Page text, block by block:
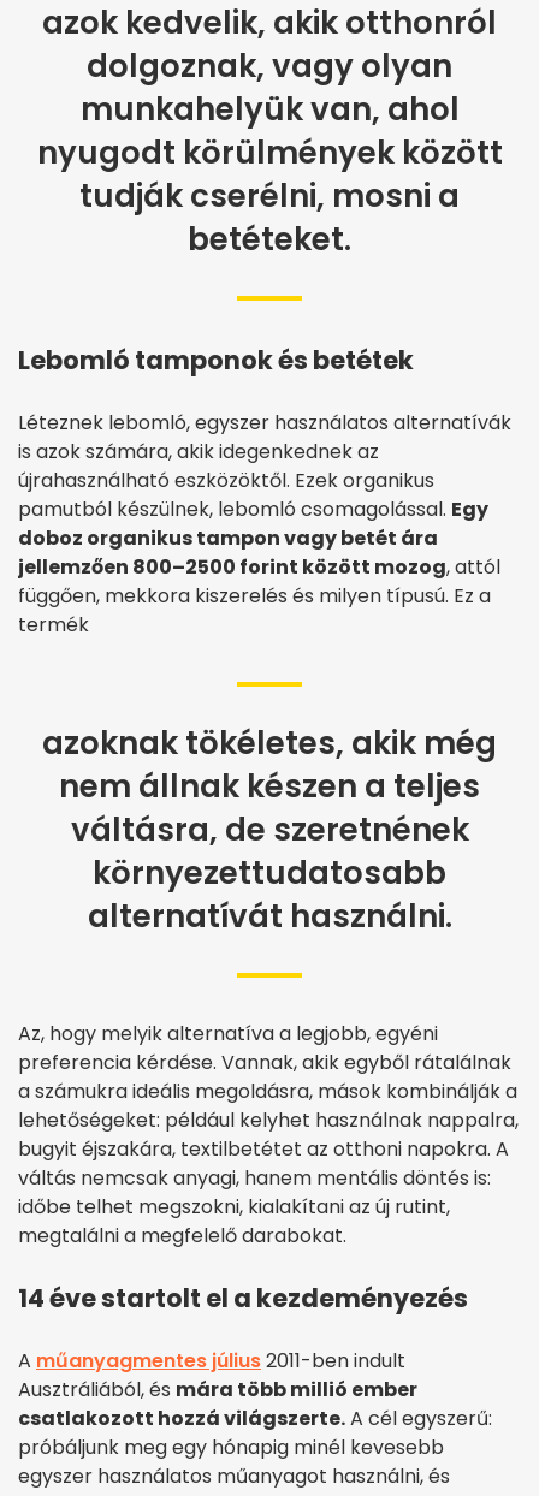
azok kedvelik, akik otthonról
dolgoznak, vagy olyan
munkahelyük van, ahol
nyugodt körülmények között
tudják cserélni, mosni a
betéteket.
Lebomló tamponok és betétek
Léteznek lebomló, egyszer használatos alternatívák
is azok számára, akik idegenkednek az
újrahasználható eszközöktől. Ezek organikus
pamutból készülnek, lebomló csomagolással. Egy
doboz organikus tampon vagy betét ára
jellemzően 800–2500 forint között mozog, attól
függően, mekkora kiszerelés és milyen típusú. Ez a
termék
azoknak tökéletes, akik még
nem állnak készen a teljes
váltásra, de szeretnének
környezettudatosabb
alternatívát használni.
Az, hogy melyik alternatíva a legjobb, egyéni
preferencia kérdése. Vannak, akik egyből rátalálnak
a számukra ideális megoldásra, mások kombinálják a
lehetőségeket: például kelyhet használnak nappalra,
bugyit éjszakára, textilbetétet az otthoni napokra. A
váltás nemcsak anyagi, hanem mentális döntés is:
időbe telhet megszokni, kialakítani az új rutint,
megtalálni a megfelelő darabokat.
14 éve startolt el a kezdeményezés
A műanyagmentes július2011-ben indult
Ausztráliából, és mára több millió ember
csatlakozott hozzá világszerte.A cél egyszerű:
próbáljunk meg egy hónapig minél kevesebb
egyszer használatos műanyagot használni, és